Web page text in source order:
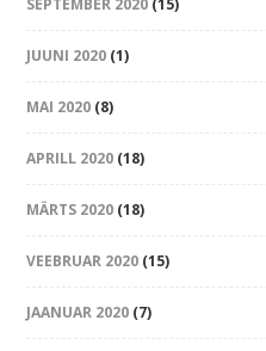
SEPTEMBER 2020 (15)
JUUNI 2020 (1)
MAI 2020 (8)
APRILL 2020 (18)
MÄRTS 2020 (18)
VEEBRUAR 2020 (15)
JAANUAR 2020 (7)